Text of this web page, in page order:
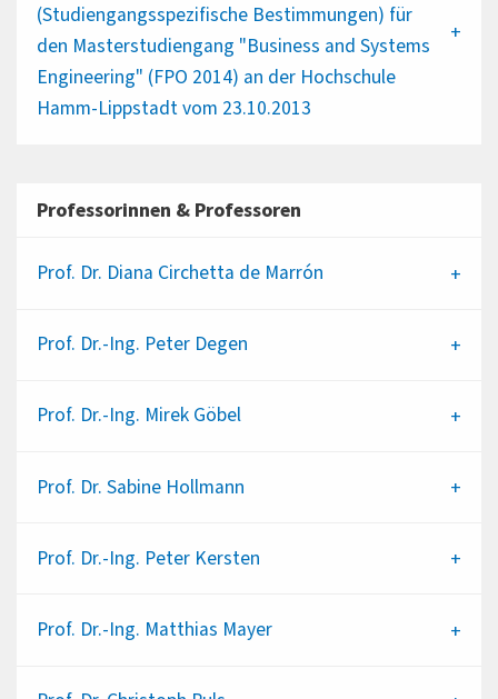
(Studiengangsspezifische Bestimmungen) für
den Masterstudiengang "Business and Systems
Engineering" (FPO 2014) an der Hochschule
Hamm-Lippstadt vom 23.10.2013
Professorinnen & Professoren
Prof. Dr. Diana Circhetta de Marrón
Prof. Dr.-Ing. Peter Degen
Prof. Dr.-Ing. Mirek Göbel
Prof. Dr. Sabine Hollmann
Prof. Dr.-Ing. Peter Kersten
Prof. Dr.-Ing. Matthias Mayer